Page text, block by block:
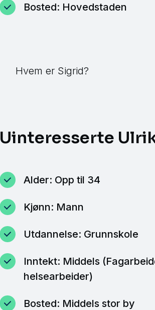
Bosted: Hovedstaden
Hvem er Sigrid?
Uinteresserte
Alder: Opp til 34
Kjønn: Mann
Utdannelse: Grunnskole
Inntekt: Middels
helsearbeider)
Bosted: Middels stor by